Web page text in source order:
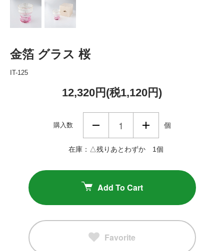
金箔 グラス 桜
IT-125
12,320円(税1,120円)
購入数 個
在庫：△残りあとわずか 1個
Add To Cart
Favorite